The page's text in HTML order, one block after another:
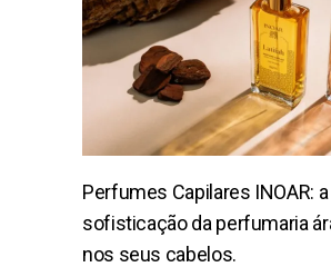
Perfumes Capilares INOAR: a
sofisticação da perfumaria
nos seus cabelos.